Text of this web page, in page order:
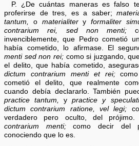
P. ¿De cuántas maneras es falso
proferirse de tres, es a saber;
tantum, o materialiteryformaliter
contrarium rei, sed non menti;
invenciblemente, que Pedro cometió
había cometido, lo afirmase. El
menti sed non rei;como si juzgando,
el delito, que había cometido,
dictum contrarium menti et rei;como
cometió el delito, que realmente
cuando debía declararlo. También
practice tantum, ypractice y
dictum contrarium ratione, vel legi;
verdadero pero oculto, del
contrarium menti;como decir del
conociendo que lo es.